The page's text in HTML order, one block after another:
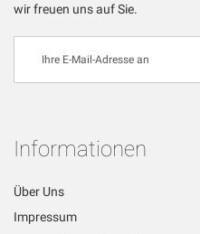
wir freuen uns auf Sie.
sich
an:
Informationen
Über Uns
Impressum